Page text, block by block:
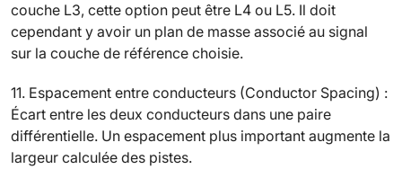
couche L3, cette option peut être L4 ou L5. Il doit
cependant y avoir un plan de masse associé au signal
sur la couche de référence choisie.
11. Espacement entre conducteurs (Conductor Spacing) :
Écart entre les deux conducteurs dans une paire
différentielle. Un espacement plus important augmente la
largeur calculée des pistes.